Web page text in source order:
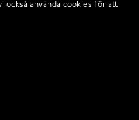
också använda cookies för att